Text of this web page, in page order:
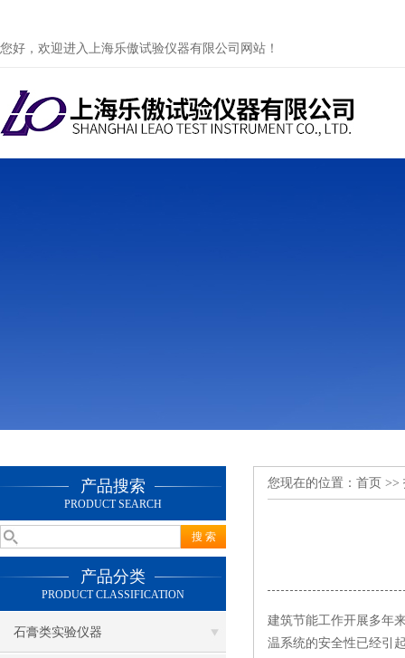
您好，欢迎进入上海乐傲试验仪器有限公司网站！
产品搜索
PRODUCT SEARCH
产品分类
PRODUCT CLASSIFICATION
石膏类实验仪器
您现在的位置： 首页 >>
建筑节能工作开展多年
温系统的安全性已经引